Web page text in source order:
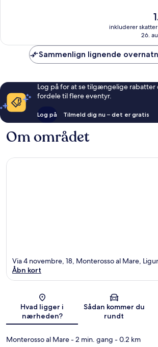
er
inkluderer
26.
Sammenlign lignende
Log på for at se tilgængelige rabatter
fordele til flere eventyr.
Log på Tilmeld dig nu – det er gratis
Om området
Kort
Via 4 novembre, 18, Monterosso al Mare,
Åbn kort
Hvad ligger i
nærheden?
Sådan kommer du
rundt
Monterosso al Mare- 2 min. gang - 0.2 km